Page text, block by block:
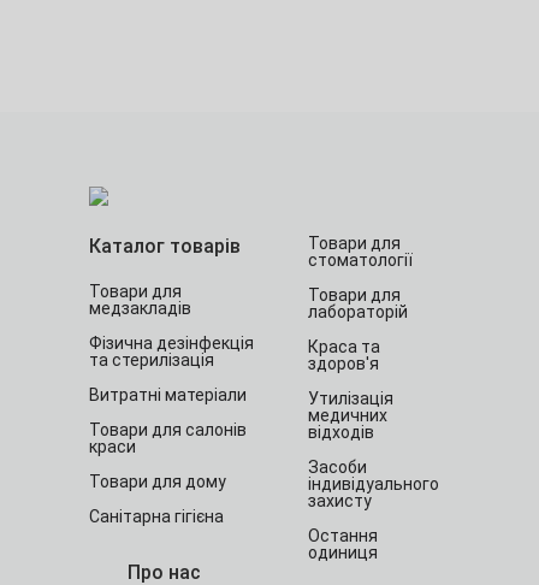
Каталог товарів
Товари для
медзакладів
Фізична дезінфекція
та стерилізація
Витратні матеріали
Товари для салонів
краси
Товари для дому
Санітарна гігієна
Товари для
стоматології
Товари для
лабораторій
Краса та
здоров'я
Утилізація
медичних
відходів
Засоби
індивідуального
захисту
Остання
одиниця
Про нас